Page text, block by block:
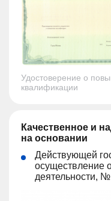
Удостоверение о
квалификации
Качественное и
на основании
Действующей
осуществление
деятельности,